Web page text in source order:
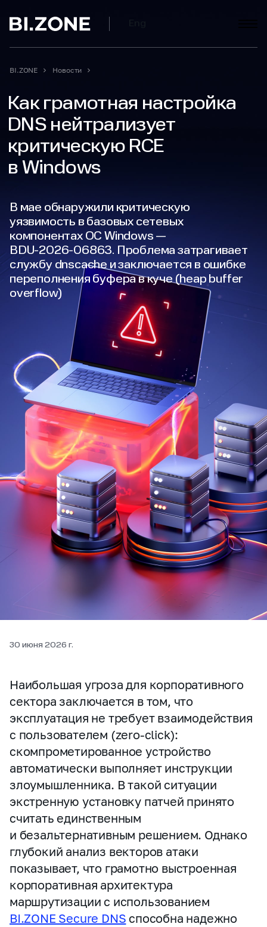
BI.ZONE Новости
Как грамотная настройка
DNS нейтрализует
критическую RCE
в Windows
В мае обнаружили критическую
уязвимость в базовых сетевых
компонентах ОС Windows —
BDU‑2026‑06863. Проблема затрагивает
службу dnscache и заключается в ошибке
переполнения буфера в куче (heap buffer
overflow)
30 июня 2026 г.
Наибольшая угроза для корпоративного
сектора заключается в том, что
эксплуатация не требует взаимодействия
с пользователем (zero‑click):
скомпрометированное устройство
автоматически выполняет инструкции
злоумышленника. В такой ситуации
экстренную установку патчей принято
считать единственным
и безальтернативным решением. Однако
глубокий анализ векторов атаки
показывает, что грамотно выстроенная
корпоративная архитектура
маршрутизации с использованием
BI.ZONE Secure DNS способна надежно